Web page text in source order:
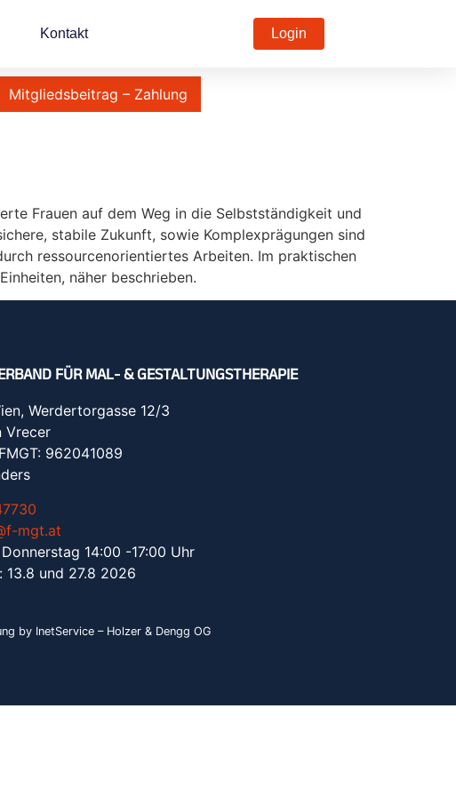
Kontakt Login
Mitgliedsbeitrag – Zahlung
Frauen auf dem Weg in die Selbstständigkeit und
stabile Zukunft, sowie Komplexprägungen sind
ressourcenorientiertes Arbeiten. Im praktischen
näher beschrieben.
FÜR MAL- & GESTALTUNGSTHERAPIE
Werdertorgasse 12/3
Vrecer
962041089
mgt.at
14:00 -17:00 Uhr
13.8 und 27.8 2026
by InetService – Holzer & Dengg OG